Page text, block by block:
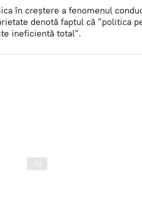
în creștere a fenomenul
denotă faptul că ”politica
ineficientă total”.